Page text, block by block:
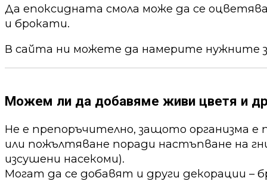
Да епоксидната смола може да се
и брокати.
В сайта ни можете да намерите нужните
Можем ли да добавяме живи цветя и
Не е препоръчително, защото организма
или пожълтяване поради настъпване на
изсушени насекоми).
Могат да се добавят и други декорации –